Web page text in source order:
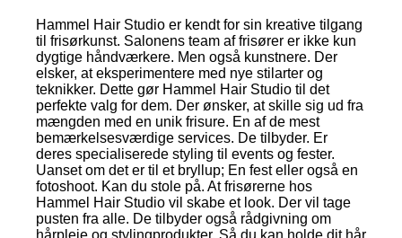
Hammel Hair Studio er kendt for sin kreative tilgang
til frisørkunst. Salonens team af frisører er ikke kun
dygtige håndværkere. Men også kunstnere. Der
elsker, at eksperimentere med nye stilarter og
teknikker. Dette gør Hammel Hair Studio til det
perfekte valg for dem. Der ønsker, at skille sig ud fra
mængden med en unik frisure. En af de mest
bemærkelsesværdige services. De tilbyder. Er
deres specialiserede styling til events og fester.
Uanset om det er til et bryllup; En fest eller også en
fotoshoot. Kan du stole på. At frisørerne hos
Hammel Hair Studio vil skabe et look. Der vil tage
pusten fra alle. De tilbyder også rådgivning om